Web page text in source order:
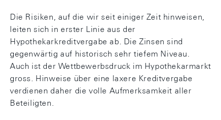
Die Risiken, auf die wir seit einiger Zeit hinweisen,
leiten sich in erster Linie aus der
Hypothekarkreditvergabe ab. Die Zinsen sind
gegenwärtig auf historisch sehr tiefem Niveau.
Auch ist der Wettbewerbsdruck im Hypothekarmarkt
gross. Hinweise über eine laxere Kreditvergabe
verdienen daher die volle Aufmerksamkeit aller
Beteiligten.